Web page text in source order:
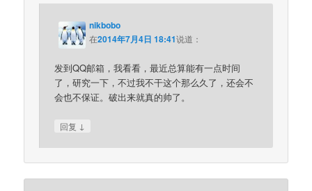
nikbobo
在2014年7月4日 18:41说道：
发到QQ邮箱，我看看，最近总算能有一点时间
了，研究一下，不过我不干这个那么久了，还会不
会也不保证。破出来就真的帅了。
回复 ↓